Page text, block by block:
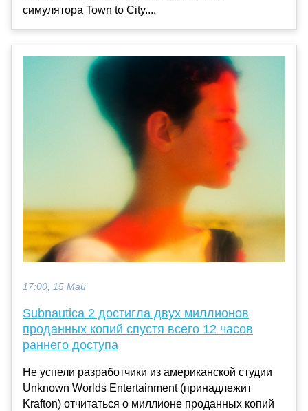
симулятора Town to City....
17:00, 15 Май
Subnautica 2 достигла двух миллионов
проданных копий спустя всего 12 часов
раннего доступа
Не успели разработчики из американской студии
Unknown Worlds Entertainment (принадлежит
Krafton) отчитаться о миллионе проданных копий